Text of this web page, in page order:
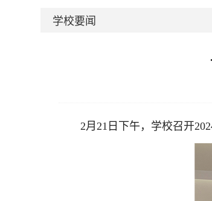
学校要闻
2月21日下午，学校召开